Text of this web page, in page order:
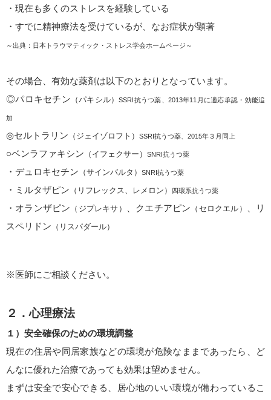
・現在も多くのストレスを経験している
・すでに精神療法を受けているが、なお症状が顕著
～出典：日本トラウマティック・ストレス学会ホームページ～
その場合、有効な薬剤は以下のとおりとなっています。
◎パロキセチン （パキシル）SSRI抗うつ薬、2013年11月に適応承認・効能追
加
◎セルトラリン （ジェイゾロフト） SSRI抗うつ薬、2015年３月同上
○ベンラファキシン （イフェクサー） SNRI抗うつ薬
・デュロキセチン （サインバルタ） SNRI抗うつ薬
・ミルタザピン （リフレックス、レメロン） 四環系抗うつ薬
・オランザピン （ジプレキサ） 、クエチアピン （セロクエル）
、リ
スペリドン （リスパダール）
※医師にご相談ください。
２．心理療法
１）安全確保のための環境調整
現在の住居や同居家族などの環境が危険なままであったら、ど
んなに優れた治療であっても効果は望めません。
まずは安全で安心できる、居心地のいい環境が備わっているこ